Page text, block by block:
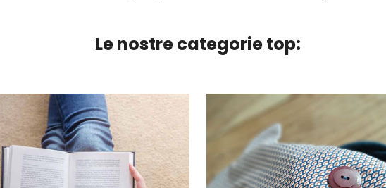
Le nostre categorie top: